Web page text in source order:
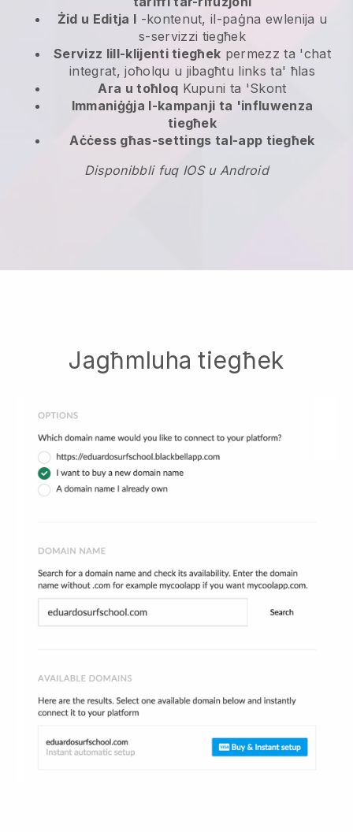
Żid u Editja l -kontenut, il-paġna ewlenija u
s-servizzi tiegħek
Servizz lill-klijenti tiegħek permezz ta 'chat
integrat, joħolqu u jibagħtu links ta' ħlas
Ara u toħloq Kupuni ta 'Skont
Immaniġġja l-kampanji ta 'influwenza
tiegħek
Aċċess għas-settings tal-app tiegħek
Disponibbli fuq IOS u Android
Jagħmluha tiegħek